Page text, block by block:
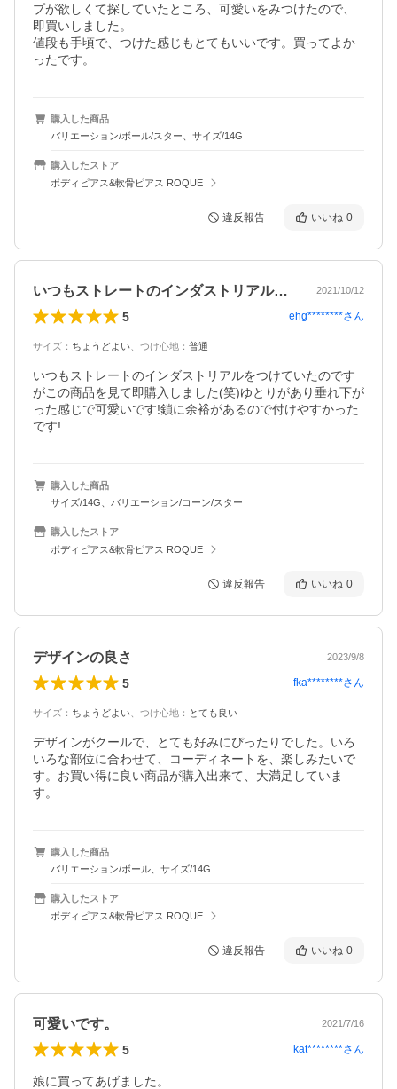
プが欲しくて探していたところ、可愛いをみつけたので、
即買いしました。
値段も手頃で、つけた感じもとてもいいです。買ってよか
ったです。
購入した商品
バリエーション/ボール/スター、サイズ/14G
購入したストア
ボディピアス&軟骨ピアス ROQUE
違反報告 いいね 0
いつもストレートのインダストリアルをつ… 2021/10/12
5 ehg********さん
サイズ ： ちょうどよい つけ心地 ： 普通
いつもストレートのインダストリアルをつけていたのです
がこの商品を見て即購入しました(笑)ゆとりがあり垂れ下が
った感じで可愛いです!鎖に余裕があるので付けやすかった
です!
購入した商品
サイズ/14G、バリエーション/コーン/スター
購入したストア
ボディピアス&軟骨ピアス ROQUE
違反報告 いいね 0
デザインの良さ 2023/9/8
5 fka********さん
サイズ ： ちょうどよい つけ心地 ： とても良い
デザインがクールで、とても好みにぴったりでした。いろ
いろな部位に合わせて、コーディネートを、楽しみたいで
す。お買い得に良い商品が購入出来て、大満足していま
す。
購入した商品
バリエーション/ボール、サイズ/14G
購入したストア
ボディピアス&軟骨ピアス ROQUE
違反報告 いいね 0
可愛いです。 2021/7/16
5 kat********さん
娘に買ってあげました。